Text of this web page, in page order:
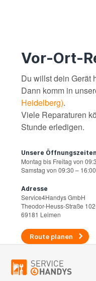
Vor-Ort-
Du willst dein Gerät
Dann komm in
Heidelberg).
Viele Reparaturen
Stunde erledigen.
Unsere Öffnungszeiten
Montag bis Freitag von
Samstag von 09:30 –
Adresse
Service4Handys GmbH
Theodor-Heuss-Straße
69181 Leimen
Route planen